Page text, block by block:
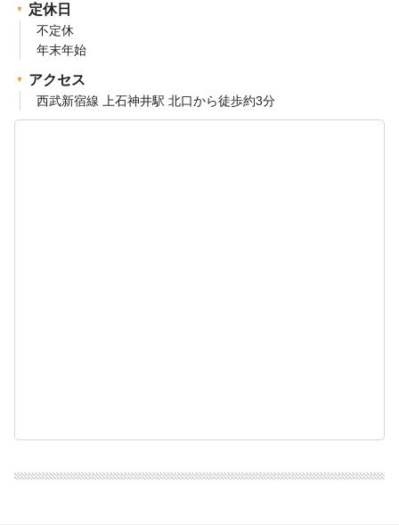
定休日
不定休
年末年始
アクセス
西武新宿線 上石神井駅 北口から徒歩約3分